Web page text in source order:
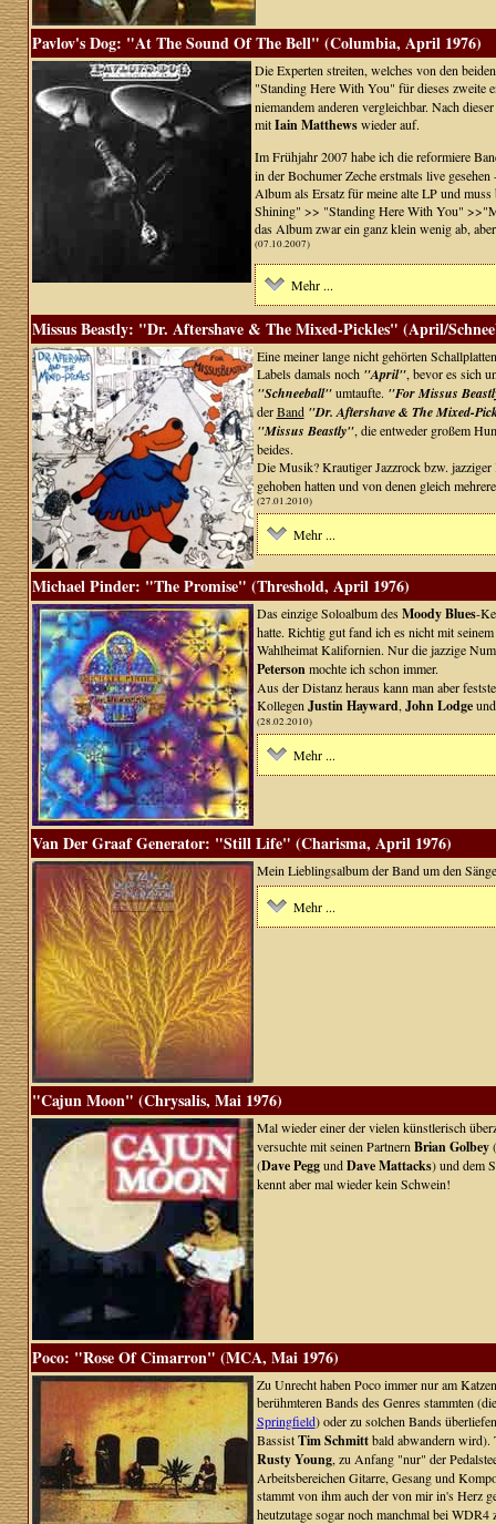
Pavlov's Dog: "At The Sound Of The Bell" (Columbia, April 1976)
Die Experten streiten, welches von den
"Standing Here With You" für dieses zweite
niemandem anderen vergleichbar. Nach
mitIain Matthewswieder auf.
Im Frühjahr 2007 habe ich die reformiere
in der Bochumer Zeche erstmals live
Album als Ersatz für meine alte LP und
Shining" >> "Standing Here With You"
das Album zwar ein ganz klein wenig ab,
(07.10.2007)
Mehr ...
Missus Beastly: "Dr. Aftershave & The Mixed-Pickles" (April/
Eine meiner lange nicht gehörten
Labels damals noch "April", bevor es sich
"Schneeball"umtaufte. "For Missus
derBand "Dr. Aftershave & The Mixed-
"Missus Beastly", die entweder großem
beides.
Die Musik? Krautiger Jazzrock bzw.
gehoben hatten und von denen gleich
(27.01.2010)
Mehr ...
Michael Pinder: "The Promise" (Threshold, April 1976)
Das einzige Soloalbum desMoody Blues-
hatte. Richtig gut fand ich es nicht mit
Wahlheimat Kalifornien. Nur die jazzige
Peterson mochte ich schon immer.
Aus der Distanz heraus kann man aber
Kollegen Justin Hayward, John Lodge
(28.02.2010)
Mehr ...
Van Der Graaf Generator: "Still Life" (Charisma, April 1976)
Mein Lieblingsalbum der Band um den
Mehr ...
"Cajun Moon" (Chrysalis, Mai 1976)
Mal wieder einer der vielen künstlerisch
versuchte mit seinen Partnern Brian Golbey
(Dave PeggundDave Mattacks) und dem
kennt aber mal wieder kein Schwein!
Poco: "Rose Of Cimarron" (MCA, Mai 1976)
Zu Unrecht haben Poco immer nur am
berühmteren Bands des Genres stammten
Springfield) oder zu solchen Bands
BassistTim Schmittbald abwandern wird).
Rusty Young, zu Anfang "nur" der
Arbeitsbereichen Gitarre, Gesang und
stammt von ihm auch der von mir in's Herz
heutzutage sogar noch manchmal bei WDR4